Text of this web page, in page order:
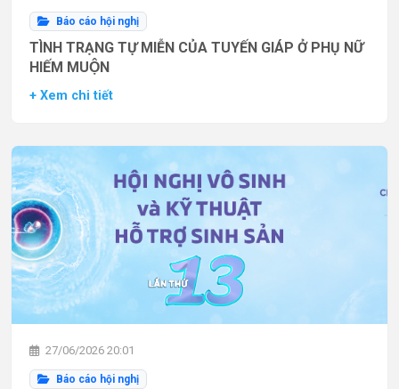
Báo cáo hội nghị
TÌNH TRẠNG TỰ MIỄN CỦA TUYẾN GIÁP Ở PHỤ NỮ
HIẾM MUỘN
+ Xem chi tiết
27/06/2026 20:01
Báo cáo hội nghị